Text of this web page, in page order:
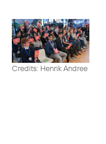
Credits: Henrik Andree